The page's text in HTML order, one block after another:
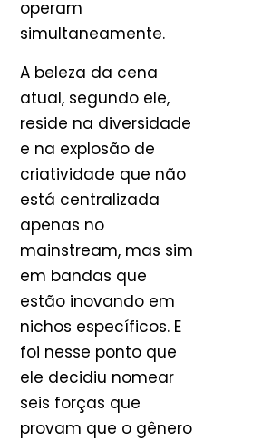
operam
simultaneamente.
A beleza da cena
atual, segundo ele,
reside na diversidade
e na explosão de
criatividade que não
está centralizada
apenas no
mainstream, mas sim
em bandas que
estão inovando em
nichos específicos. E
foi nesse ponto que
ele decidiu nomear
seis forças que
provam que o gênero